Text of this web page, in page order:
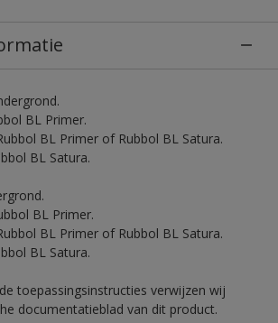
BL Primer.
BL Primer of Rubbol BL Satura.
BL Satura.
BL Primer.
BL Primer of Rubbol BL Satura.
BL Satura.
toepassingsinstructies verwijzen wij
documentatieblad van dit product.